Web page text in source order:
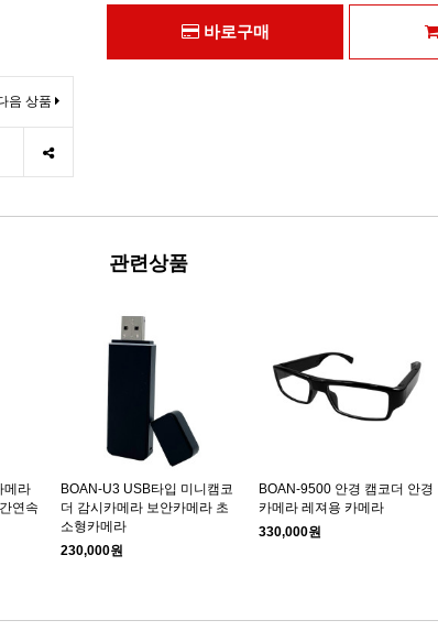
음 상품
바로구매
관련상품
메라
연속
BOAN-U3 USB타입 미니캠코
더 감시카메라 보안카메라 초
소형카메라
230,000원
BOAN-9500 안경 캠코더 안경
카메라 레져용 카메라
330,000원